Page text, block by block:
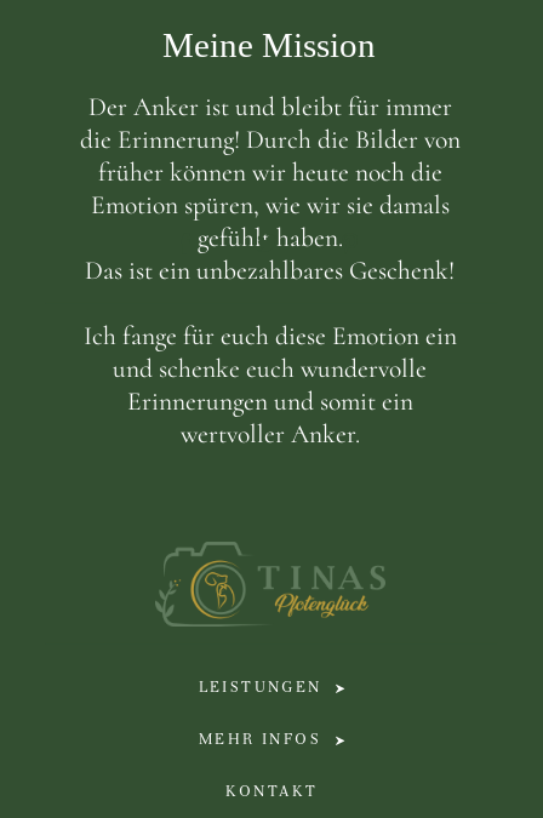
Meine Mission
Der Anker ist und bleibt für immer
die Erinnerung! Durch die Bilder von
früher können wir heute noch die
Emotion spüren, wie wir sie damals
gefühlt haben.
Das ist ein unbezahlbares Geschenk!
Ich fange für euch diese Emotion ein
und schenke euch wundervolle
Erinnerungen und somit ein
wertvoller Anker.
LEISTUNGEN
MEHR INFOS
KONTAKT